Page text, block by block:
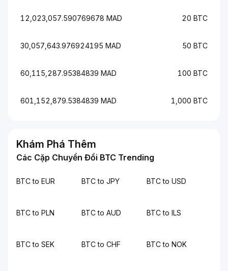
12,023,057.590769678 MAD 20 BTC
30,057,643.976924195 MAD 50 BTC
60,115,287.95384839 MAD 100 BTC
601,152,879.5384839 MAD 1,000 BTC
Khám Phá Thêm
Các Cặp Chuyển Đổi BTC Trending
BTC to EUR BTC to JPY BTC to USD
BTC to PLN BTC to AUD BTC to ILS
BTC to SEK BTC to CHF BTC to NOK